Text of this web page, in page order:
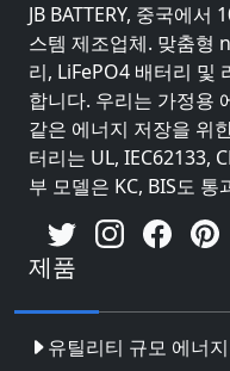
JB BATTERY, 중국에
스템 제조업체. 맞춤형
리, LiFePO4 배터리 및
합니다. 우리는 가정용
같은 에너지 저장을 위
터리는 UL, IEC62133,
부 모델은 KC, BIS도 통
제품
유틸리티 규모 에너